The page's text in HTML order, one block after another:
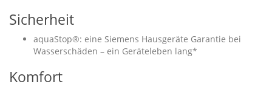
Sicherheit
aquaStop®: eine Siemens Hausgeräte Garantie bei
Wasserschäden – ein Geräteleben lang*
Komfort